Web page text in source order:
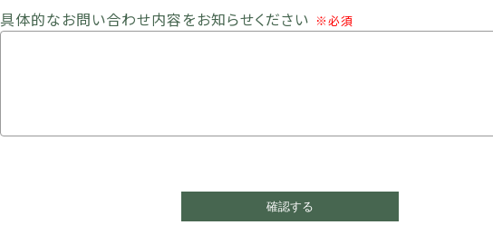
具体的なお問い合わせ内容をお知らせください ※必須